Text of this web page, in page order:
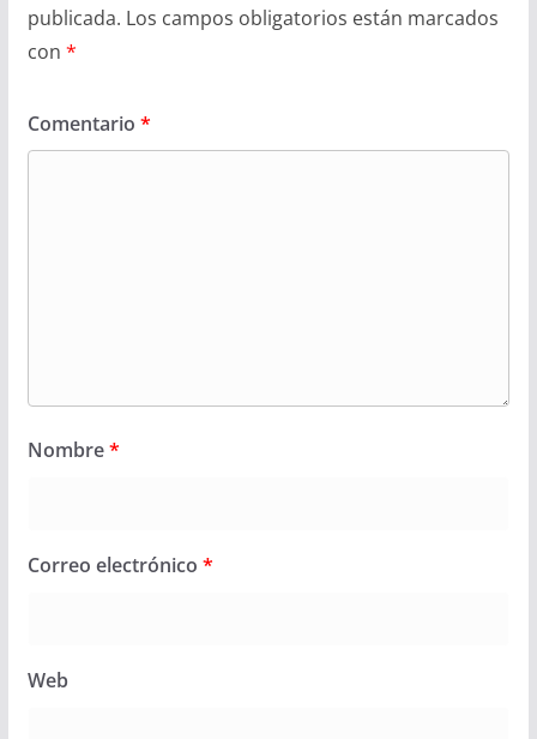
publicada. Los campos obligatorios están marcados
con *
Comentario *
Nombre*
Correo electrónico *
Web